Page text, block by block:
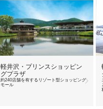
軽井沢・プリンスショッピン
グプラザ
約240店舗を有するリゾート型ショッピング
モール